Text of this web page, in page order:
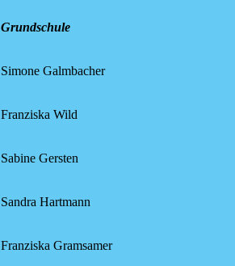
Grundschule
Simone Galmbacher
Franziska Wild
Sabine Gersten
Sandra Hartmann
Franziska Gramsamer